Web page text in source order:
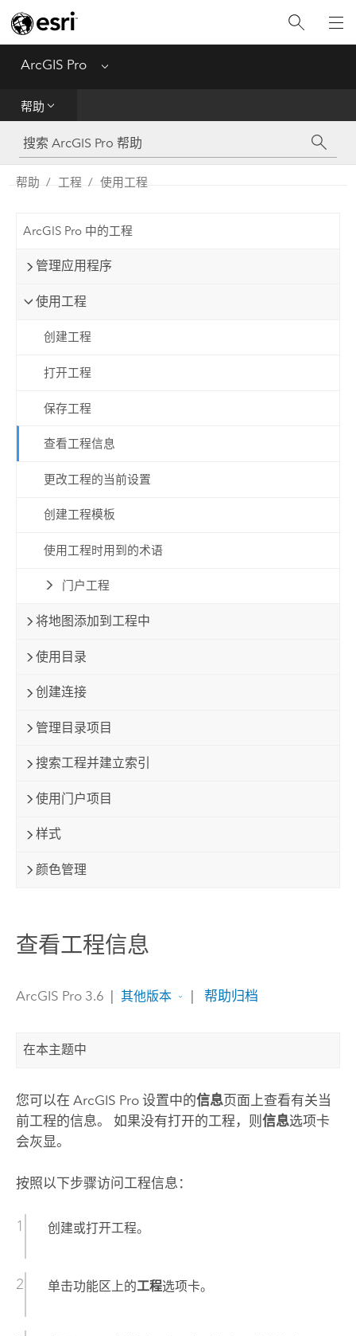
ArcGIS Pro Menu
帮助
工具参考
Python
帮助 工程 使用工程
ArcGIS Pro 中的工程
管理应用程序
使用工程
创建工程
打开工程
保存工程
查看工程信息
更改工程的当前设置
创建工程模板
使用工程时用到的术语
门户工程
将地图添加到工程中
使用目录
创建连接
管理目录项目
搜索工程并建立索引
使用门户项目
样式
颜色管理
查看工程信息
ArcGIS Pro 3.6 | 其他版本 | 帮助归档
在本主题中
您可以在 ArcGIS Pro设置中的信息页面上查看有关当
前工程的信息。 如果没有打开的工程，则 信息选项卡
会灰显。
按照以下步骤访问工程信息：
创建或打开工程。
单击功能区上的工程选项卡。